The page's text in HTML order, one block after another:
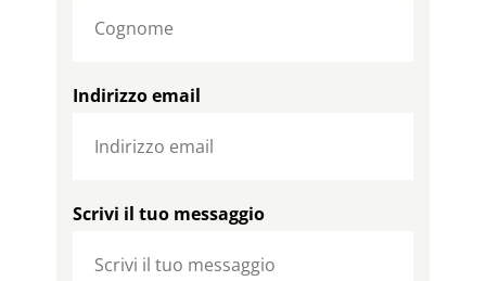
Indirizzo email
Scrivi il tuo messaggio